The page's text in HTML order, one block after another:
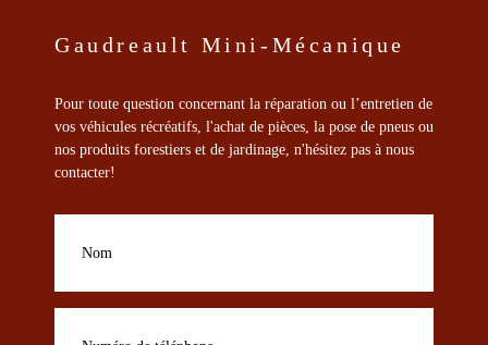
Gaudreault Mini-Mécanique
Pour toute question concernant la réparation ou l’entretien de
vos véhicules récréatifs, l'achat de pièces, la pose de pneus ou
nos produits forestiers et de jardinage, n'hésitez pas à nous
contacter!